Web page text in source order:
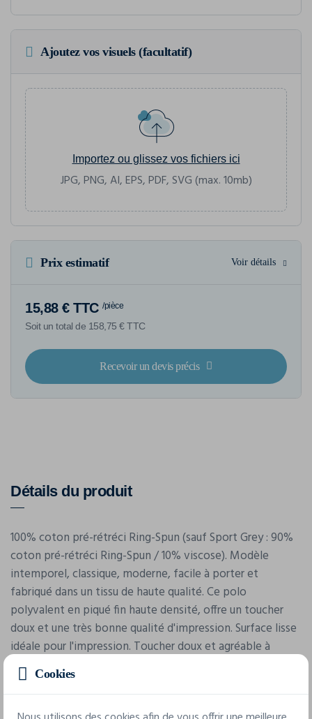
Ajoutez vos visuels (facultatif)
Importez ou glissez vos fichiers ici
JPG, PNG, AI, EPS, PDF, SVG (max. 10mb)
Prix estimatif Voir détails
15,88 € TTC /pièce
Soit un total de 158,75 € TTC
Recevoir un devis précis
Détails du produit
100% coton pré-rétréci Ring-Spun (sauf Sport Grey : 90%
coton pré-rétréci Ring-Spun / 10% viscose). Modèle
intemporel, classique, moderne, facile à porter et
fabriqué dans un tissu de haute qualité. Ce polo
polyvalent en piqué fin haute densité, offre un toucher
doux et une très bonne qualité d'impression. Surface lisse
idéale pour l'impression. Toucher doux et agréable à
porter.Cookies